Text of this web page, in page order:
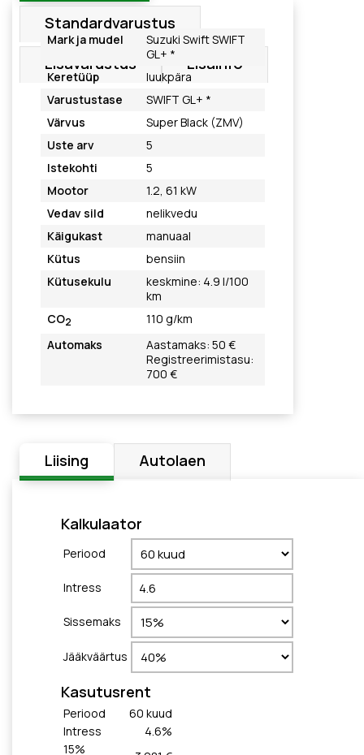
Standardvarustus
Lisavarustus Lisainfo
Mark ja mudel
Suzuki Swift SWIFT
GL+ *
Keretüüp
luukpära
Varustustase
SWIFT GL+ *
Värvus
Super Black (ZMV)
Uste arv
5
Istekohti
5
Mootor
1.2, 61 kW
Vedav sild
nelikvedu
Käigukast
manuaal
Kütus
bensiin
Kütusekulu
keskmine: 4.9 l/100
km
CO2
110 g/km
Automaks
Aastamaks: 50 €
Registreerimistasu:
700 €
Liising Autolaen
Kalkulaator
Periood
Intress
Sissemaks
Jääkväärtus
Kasutusrent
Periood 60 kuud
Intress
4.6%
15%